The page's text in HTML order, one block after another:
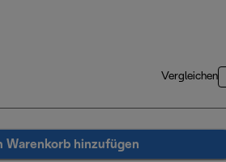
Vergleichen
Warenkorb hinzufügen